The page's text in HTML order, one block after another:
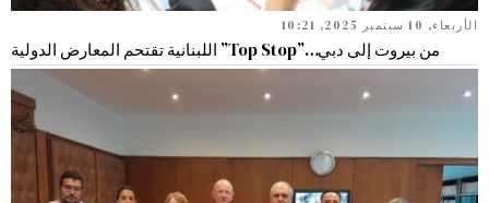
الأربعاء, 10 سبتمبر 2025, 10:21
من بيروت إلى دبي…”Top Stop” اللبنانية تقتحم المعارض الدولية